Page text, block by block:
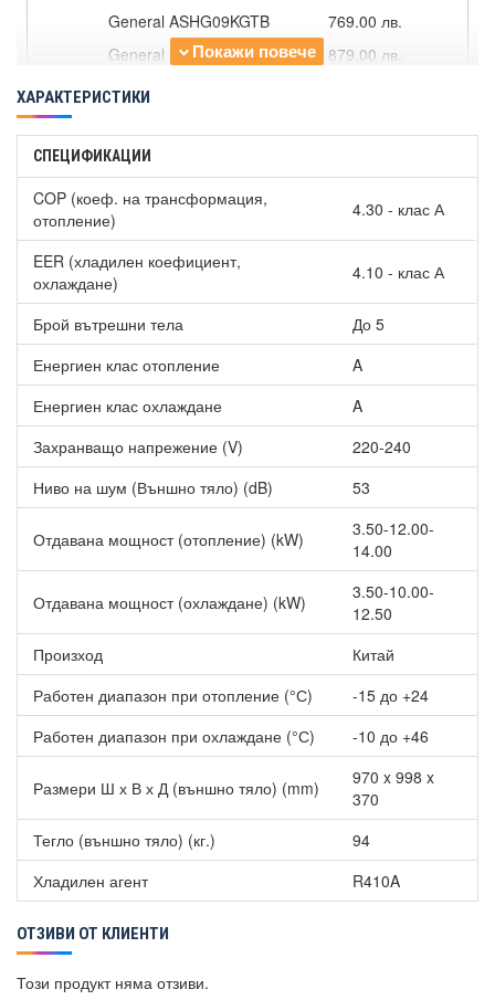
General ASHG09KGTB
General ASHG12KGTB
General ASHG14KGTB
769.00 лв.
879.00 лв.
General ASHG18KMTB
General ASHG24KMTB
Стенна серия ASHG-KM
General ASHG07KMCC
General ASHG09KMCC
General ASHG12KMCC
669.00 лв.
889.00 лв.
Подова серия AGHG-KVCA
General AGHG09KVCA
General AGHG12KVCA
General AGHG14KVCA
1439.00 лв.
1539.00 лв.
1679.00 лв.
Касетна серия AUXG-KVLA
General AUXG07KVLA
1339.00 лв.
1399.00 лв.
1479.00 лв.
1539.00 лв.
Скрита таванна серия ARXG-KLLAP
General AUXG07KLLAP
General AUXG09KLLAP
General AUXG12KLLAP
General AUXG14KLLAP
General AUXG18KLLAP
969.00 лв.
1039.00 лв.
1149.00 лв.
1249.00 лв.
1459.00 лв.
ХАРАКТЕРИСТИКИ
СПЕЦИФИКАЦИИ
COP (коеф. на трансформация,
отопление)
4.30 - клас А
EER (хладилен коефициент,
охлаждане)
4.10 - клас А
Брой вътрешни тела
До 5
Енергиен клас отопление
A
Енергиен клас охлаждане
A
Захранващо напрежение (V)
220-240
Ниво на шум (Външно тяло) (dB)
53
Отдавана мощност (отопление) (kW)
3.50-12.00-
14.00
Отдавана мощност (охлаждане) (kW)
3.50-10.00-
12.50
Произход
Китай
Работен диапазон при отопление (°С)
-15 до +24
Работен диапазон при охлаждане (°С)
-10 до +46
Размери Ш х В х Д (външно тяло) (mm)
970 x 998 x
370
Тегло (външно тяло) (кг.)
94
Хладилен агент
R410A
ОТЗИВИ ОТ КЛИЕНТИ
Този продукт няма отзиви.